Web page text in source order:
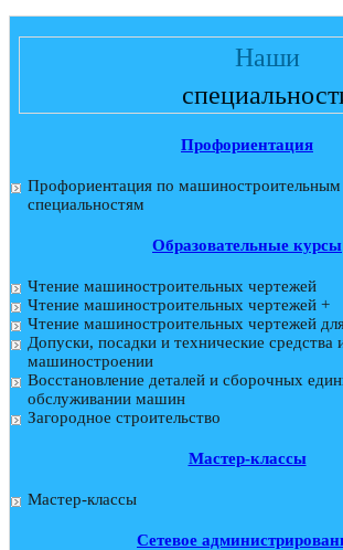
Наши
Профориентация
Профориентация по
специальностям
Образовательные курсы
Чтение машиностроительных чертежей
Чтение машиностроительных чертежей +
Чтение машиностроительных чертежей
Допуски, посадки и технические средства
машиностроении
Восстановление деталей и сборочных
обслуживании машин
Загородное строительство
Мастер-классы
Мастер-классы
Сетевое